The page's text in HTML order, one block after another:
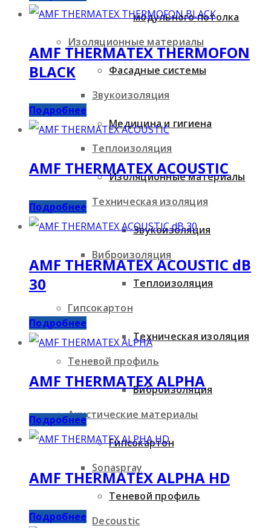
Изоляционные материалы
Звукоизоляция
Теплоизоляция
Техническая изоляция
Виброизоляция
Гипсокартон
Теневой профиль
Акустические материалы
Sonaspray
Decoustic
модульного потолка
Фасадные системы
Медицина и гигиена
Изоляционные материалы
Звукоизоляция
Теплоизоляция
Техническая изоляция
Виброизоляция
Гипсокартон
Теневой профиль
AMF THERMATEX THERMOFON
BLACK
Подробнее
AMF THERMATEX ACOUSTIC
Подробнее
AMF THERMATEX ACOUSTIC dB
30
Подробнее
AMF THERMATEX ALPHA
Подробнее
AMF THERMATEX ALPHA HD
Подробнее